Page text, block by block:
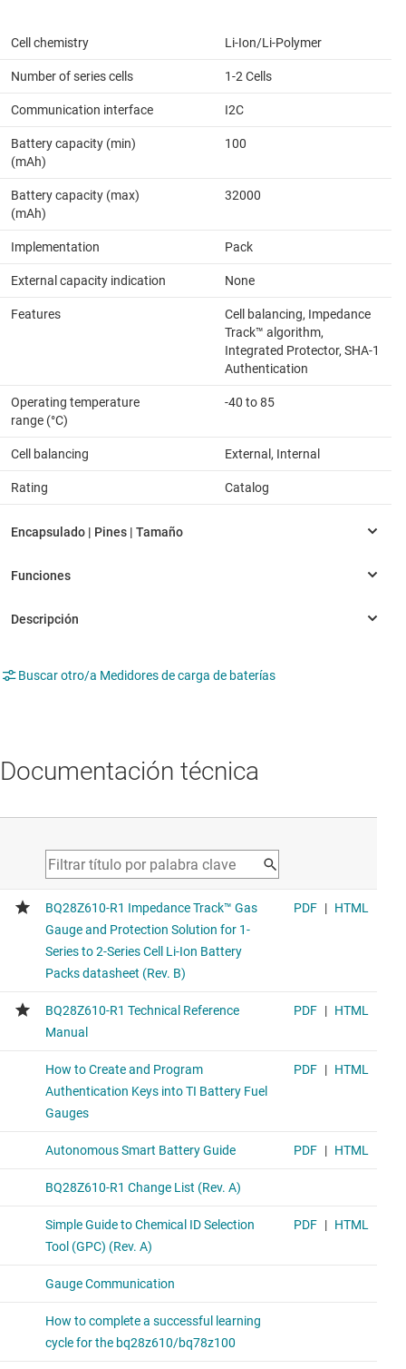
Cell chemistry Li-Ion/Li-Polymer
Number of series cells 1-2 Cells
Communication interface I2C
Battery capacity (min)
(mAh)
100
Battery capacity (max)
(mAh)
32000
Implementation Pack
External capacity indication None
Features
Cell balancing, Impedance
Track™ algorithm,
Integrated Protector, SHA-1
Authentication
Operating temperature
range (°C)
-40 to 85
Cell balancing External, Internal
Rating Catalog
Buscar otro/a Medidores de carga de baterías
Documentación técnica